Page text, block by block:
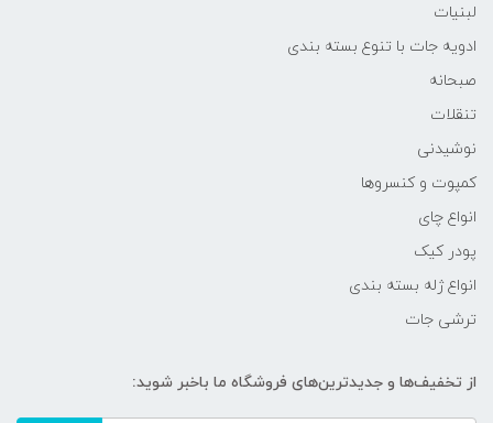
لبنیات
ادویه جات با تنوع بسته بندی
صبحانه
تنقلات
نوشیدنی
کمپوت و کنسروها
انواع چای
پودر کیک
انواع ژله بسته بندی
ترشی جات
از تخفیف‌ها و جدیدترین‌های فروشگاه ما باخبر شوید: